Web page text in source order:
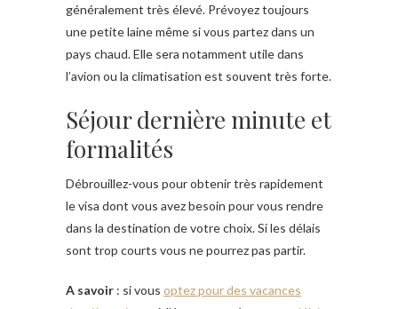
généralement très élevé. Prévoyez toujours
une petite laine même si vous partez dans un
pays chaud. Elle sera notamment utile dans
l’avion ou la climatisation est souvent très forte.
Séjour dernière minute et
formalités
Débrouillez-vous pour obtenir très rapidement
le visa dont vous avez besoin pour vous rendre
dans la destination de votre choix. Si les délais
sont trop courts vous ne pourrez pas partir.
A savoir : si vous optez pour des vacances